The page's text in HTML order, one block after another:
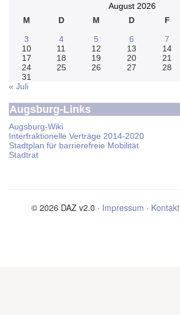
August 2026
M
D M D F
3
4 5 6 7
10
11 12 13 14
17
18 19 20 21
24
25 26 27 28
31
« Juli
Augsburg-Links
Augsburg-Wiki
Interfraktionelle Verträge 2014-2020
Stadtplan für barrierefreie Mobilität
Stadtrat
© 2026 DAZ v2.0 · Impressum · Kontakt